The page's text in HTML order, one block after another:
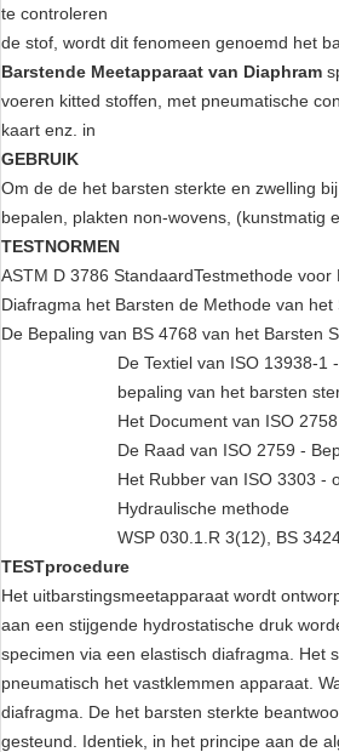
te controleren
de stof, wordt dit fenomeen genoemd het
Barstende Meetapparaat van Diaphram
voeren kitted stoffen, met pneumatische
kaart enz. in
GEBRUIK
Om de de het barsten sterkte en zwelling
bepalen, plakten non-wovens, (kunstmatig
TESTNORMEN
ASTM D 3786 StandaardTestmethode
Diafragma het Barsten de Methode van
De Bepaling van BS 4768 van het Barsten
De Textiel van ISO 13938-
bepaling van het barsten
Het Document van ISO
De Raad van ISO 2759 -
Het Rubber van ISO 3303 -
Hydraulische methode
WSP 030.1.R 3(12), BS
TESTprocedure
Het uitbarstingsmeetapparaat wordt
aan een stijgende hydrostatische druk
specimen via een elastisch diafragma. Het
pneumatisch het vastklemmen apparaat.
diafragma. De het barsten sterkte
gesteund. Identiek, in het principe aan de